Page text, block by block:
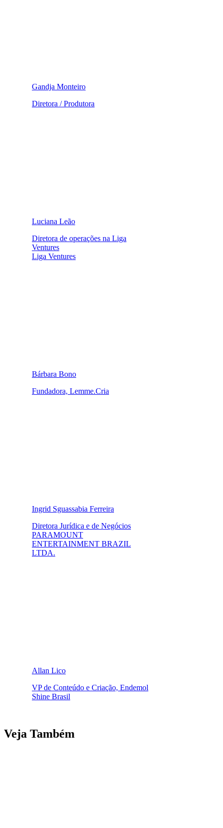
Gandja Monteiro
Diretora / Produtora
Luciana Leão
Diretora de operações na Liga
Ventures
Liga Ventures
Bárbara Bono
Fundadora, Lemme.Cria
Ingrid Sguassabia Ferreira
Diretora Jurídica e de Negócios
PARAMOUNT
ENTERTAINMENT BRAZIL
LTDA.
Allan Lico
VP de Conteúdo e Criação, Endemol
Shine Brasil
Veja Também